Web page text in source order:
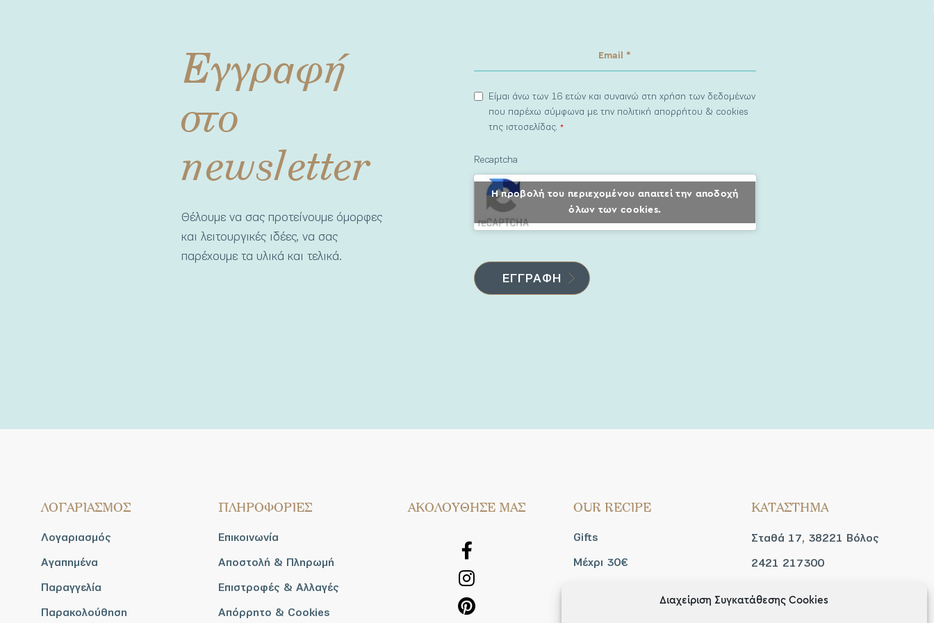
Διαχείριση Συγκατάθεσης Cookies
Εγγραφή
στο
newsletter
Θέλουμε να σας προτείνουμε όμορφες
και λειτουργικές ιδέες, να σας
παρέχουμε τα υλικά και τελικά.
Είμαι άνω των 16 ετών και συναινώ στη χρήση των δεδομένων
που παρέχω σύμφωνα με την πολιτική απορρήτου & cookies
της ιστοσελίδας.*
Recaptcha
Η προβολή του περιεχομένου απαιτεί την αποδοχή
όλων των cookies.
ΛΟΓΑΡΙΑΣΜΟΣ
Λογαριασμός
Αγαπημένα
Παραγγελία
Παρακολούθηση
ΠΛΗΡΟΦΟΡΙΕΣ
Επικοινωνία
Αποστολή & Πληρωμή
Επιστροφές & Αλλαγές
Απόρρητο & Cookies
AΚΟΛΟΥΘΗΣΕ ΜΑΣ OUR RECIPE
Gifts
Μέχρι 30€
ΚΑΤΑΣΤΗΜΑ
Σταθά 17, 38221 Βόλος
2421 217300